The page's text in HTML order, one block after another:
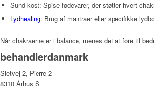
Sund kost: Spise fødevarer, der støtter hvert
Lydhealing: Brug af mantraer eller specifikke
Når chakraerne er i balance, menes det at føre til
behandlerdanmark
Sletvej 2, Pierre 2
8310 Århus S